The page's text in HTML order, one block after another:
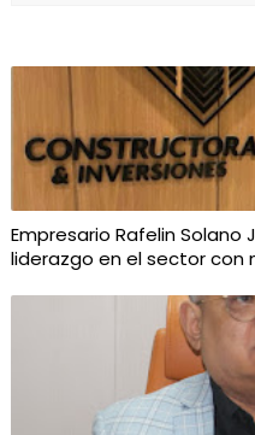
Empresario Rafelin Solano
liderazgo en el sector con